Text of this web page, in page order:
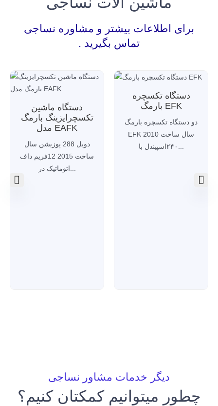
برای اطلاعات بیشتر و مشاوره نساجی
تماس بگیرید .
دستگاه تکسچره
بارمگ EFK
دو دستگاه تکسچره بارمگ
EFK سال ساخت 2010
دستگاه ماشین
تکسچرایزینگ بارمگ
مدل EAFK
دوبل 288 پوزیشن سال
ساخت 2015 12فریم داف
اتوماتیک در...
دیگر خدمات مشاور نساجی
چطور میتوانیم کمکتان کنیم؟